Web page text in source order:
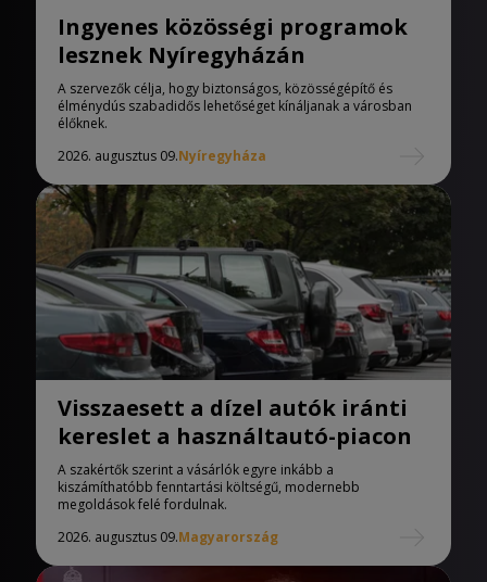
Ingyenes közösségi programok
lesznek Nyíregyházán
A szervezők célja, hogy biztonságos, közösségépítő és
élménydús szabadidős lehetőséget kínáljanak a városban
élőknek.
2026. augusztus 09.Nyíregyháza
Visszaesett a dízel autók iránti
kereslet a használtautó-piacon
A szakértők szerint a vásárlók egyre inkább a
kiszámíthatóbb fenntartási költségű, modernebb
megoldások felé fordulnak.
2026. augusztus 09.Magyarország